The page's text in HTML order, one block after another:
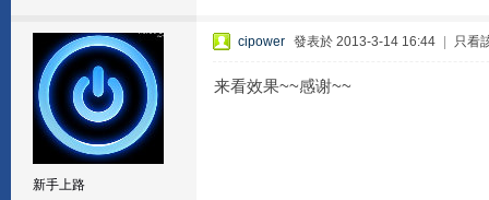
新手上路
cipower 發表於 2013-3-14 16:44 只看
来看效果~~感谢~~